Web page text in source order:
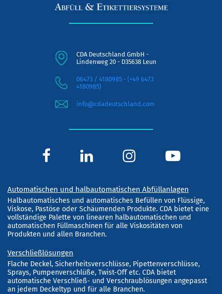
CDA Deutschland GmbH -
Lindenweg 20 - D35638 Leun
06473 / 4180985 - (+49 6473
4180985)
info@cdadeutschland.com
Automatischen und halbautomatischen Abfüllanlagen
Halbautomatisches und automatisches Befüllen von Flüssige,
Viskose, Pastöse oder Schäumenden Produkte. CDA bietet eine
vollständige Palette von linearen halbautomatischen und
automatischen Füllmaschinen für alle Viskositäten von
Produkten und allen Branchen.
Verschließlösungen
Flache Deckel, Sicherheitsverschlüsse, Pipettenverschlüsse,
Sprays, Pumpenverschlüße, Twist-Off etc. CDA bietet
automatische Verschließ- und Verschraublösungen angepasst
an jedem Deckeltyp und für alle Branchen.